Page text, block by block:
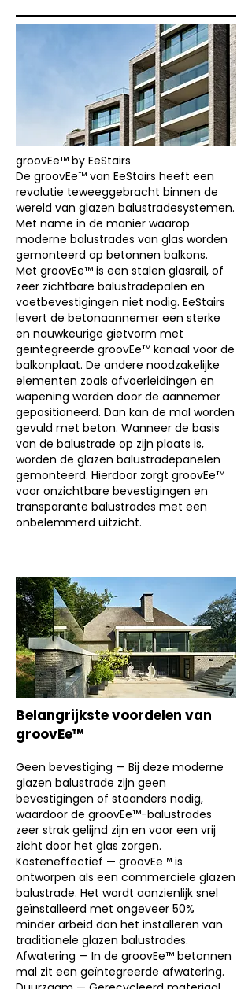
groovEe™ by EeStairs
De groovEe™ van EeStairs heeft een
revolutie teweeggebracht binnen de
wereld van glazen balustradesystemen.
Met name in de manier waarop
moderne balustrades van glas worden
gemonteerd op betonnen balkons.
Met groovEe™ is een stalen glasrail, of
zeer zichtbare balustradepalen en
voetbevestigingen niet nodig. EeStairs
levert de betonaannemer een sterke
en nauwkeurige gietvorm met
geïntegreerde groovEe™ kanaal voor de
balkonplaat. De andere noodzakelijke
elementen zoals afvoerleidingen en
wapening worden door de aannemer
gepositioneerd. Dan kan de mal worden
gevuld met beton. Wanneer de basis
van de balustrade op zijn plaats is,
worden de glazen balustradepanelen
gemonteerd. Hierdoor zorgt groovEe™
voor onzichtbare bevestigingen en
transparante balustrades met een
onbelemmerd uitzicht.
Belangrijkste voordelen van
groovEe™
Geen bevestiging — Bij deze moderne
glazen balustrade zijn geen
bevestigingen of staanders nodig,
waardoor de groovEe™-balustrades
zeer strak gelijnd zijn en voor een vrij
zicht door het glas zorgen.
Kosteneffectief — groovEe™ is
ontworpen als een commerciële glazen
balustrade. Het wordt aanzienlijk snel
geïnstalleerd met ongeveer 50%
minder arbeid dan het installeren van
traditionele glazen balustrades.
Afwatering — In de groovEe™ betonnen
mal zit een geïntegreerde afwatering.